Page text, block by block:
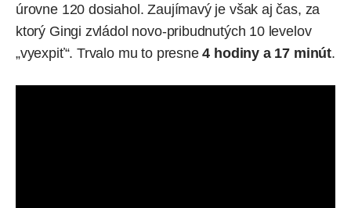
úrovne 120 dosiahol. Zaujímavý je však aj čas, za
ktorý Gingi zvládol novo-pribudnutých 10 levelov
„vyexpiť“. Trvalo mu to presne4 hodiny a 17 minút.